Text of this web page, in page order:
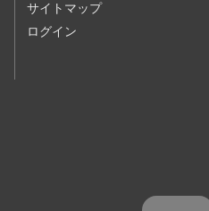
た本人以外は受講できません。
のデバイス（機器）が必要で
器、通信回線その他設備を保持
サイトマップ
ログイン